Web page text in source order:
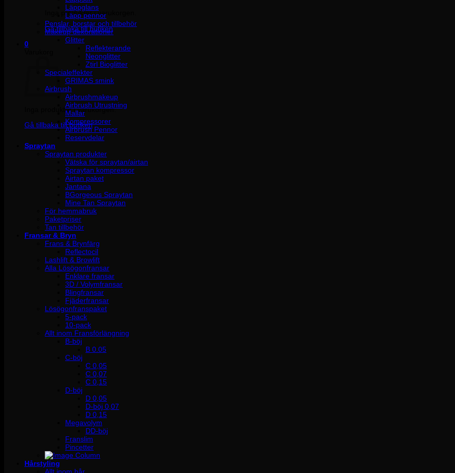
Inga produkter i varukorgen.
Gå tillbaka till butiken
0
Inga produkter i varukorgen.
Gå tillbaka till butiken
Läppglans
Läpp pennor
Penslar, borstar och tillbehör
Makeup dekorationer
Glitter
Reflekterande
Neonglitter
Ztirl Bioglitter
Specialeffekter
GRIMAS smink
Airbrush
Airbrushmakeup
Airbrush Utrustning
Mallar
Kompressorer
Airbrush Pennor
Reservdelar
Spraytan
Spraytan produkter
Vätska för spraytan/airtan
Spraytan kompressor
Airtan paket
Jantana
BGorgeous Spraytan
Mine Tan Spraytan
För hemmabruk
Paketpriser
Tan tillbehör
Fransar & Bryn
Frans & Brynfärg
Reflectocil
Lashlift & Browlift
Alla Lösögonfransar
Enklare fransar
3D / Volymfransar
Blingfransar
Fjäderfransar
Lösögonfranspaket
5-pack
10-pack
Allt inom Fransförlängning
B-böj
B 0.05
C-böj
C 0,05
C 0,07
C 0,15
D-böj
D 0,05
D-böj 0,07
D 0,15
Megavolym
DD-böj
Franslim
Pincetter
Hårstyling
Allt inom hår